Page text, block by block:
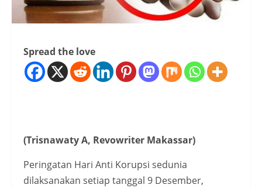
Spread the love
(Trisnawaty A, Revowriter Makassar)
Peringatan Hari Anti Korupsi sedunia
dilaksanakan setiap tanggal 9 Desember,